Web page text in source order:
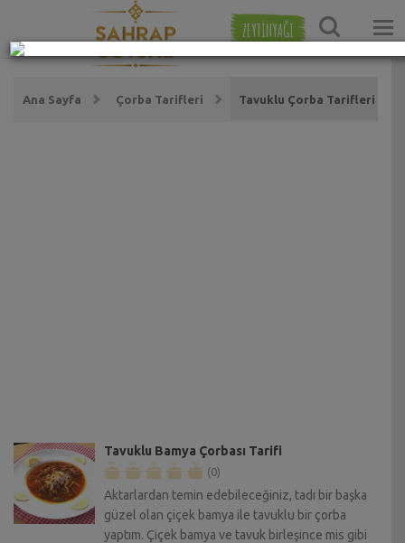
ZEYTİNYAĞI
Ana Sayfa Çorba Tarifleri Tavuklu Çorba Tarifleri
Tavuklu Bamya Çorbası Tarifi
(0)
Aktarlardan temin edebileceğiniz, tadı bir başka
güzel olan çiçek bamya ile tavuklu bir çorba
yaptım. Çiçek bamya ve tavuk birleşince mis gibi